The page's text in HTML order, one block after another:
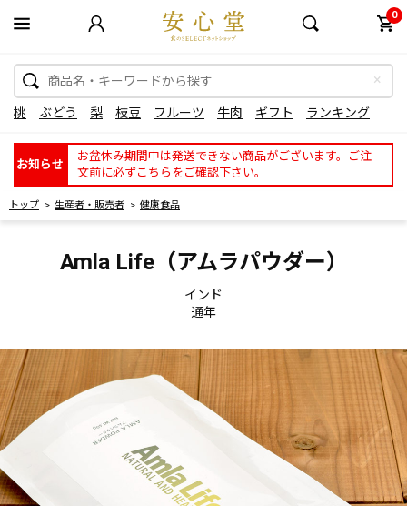
0
桃 ぶどう 梨 枝豆 フルーツ 牛肉 ギフト ランキング
お知らせ
お盆休み期間中は発送できない商品がございます。ご注
文前に必ずこちらをご確認下さい。
トップ 生産者・販売者 健康食品
Amla Life（アムラパウダー）
インド
通年